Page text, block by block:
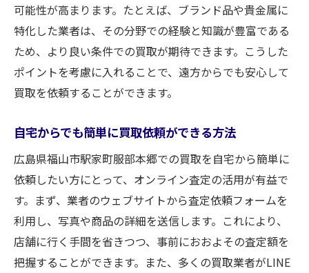
可能性が高まります。たとえば、ブランド品や貴金属に
特化した業者は、その分野での経験と知識が豊富である
ため、より良い条件での買取が期待できます。こうした
ポイントを考慮に入れることで、遠方からでも安心して
買取を依頼することができます。
自宅からでも簡単に買取依頼ができる方法
広島県福山市駅家町服部本郷での買取を自宅から簡単に
依頼したい方にとって、オンライン査定の活用が有益で
す。まず、業者のウェブサイトから査定依頼フォームを
利用し、写真や商品の詳細を送信します。これにより、
店舗に行く手間を省きつつ、事前におおよその査定額を
把握することができます。また、多くの買取業者がLINE